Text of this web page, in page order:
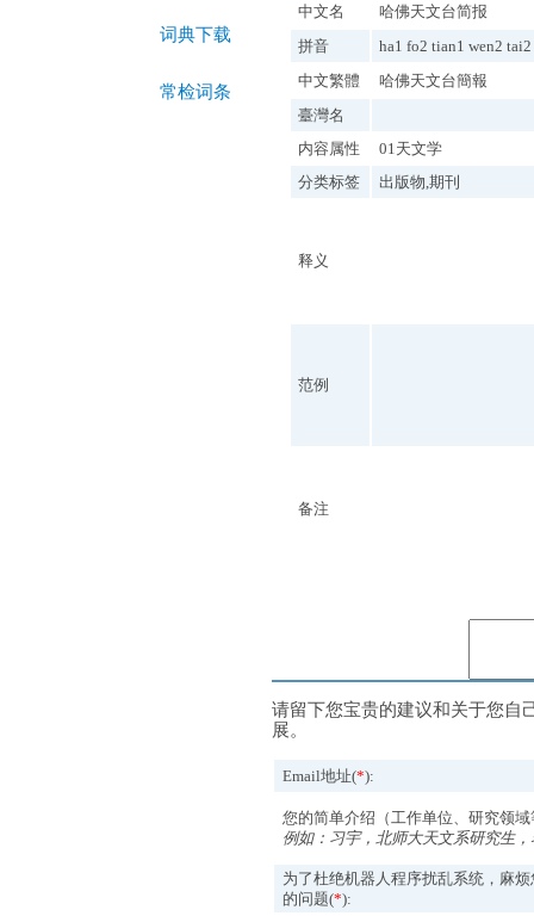
词典下载
常检词条
中文名
哈佛天文台简报
拼音
ha1 fo2 tian1 wen2
中文繁體
哈佛天文台簡報
臺灣名
内容属性
01天文学
分类标签
出版物,期刊
释义
范例
备注
请留下您宝贵的建议和关于您自
展。
Email地址(*):
您的简单介绍（工作单位、研究领域
例如：习宇，北师大天文系研究生
为了杜绝机器人程序扰乱系统，麻
的问题(*):